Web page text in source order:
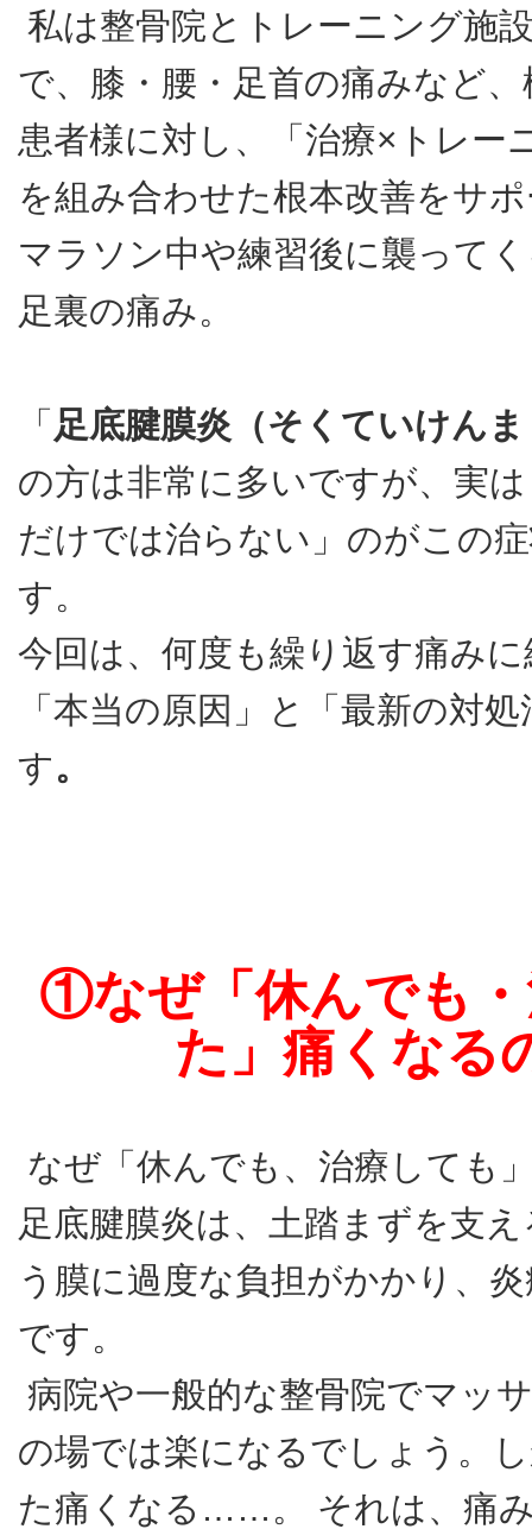
私は整骨院とトレーニング施
で、膝・腰・足首の痛みなど
患者様に対し、「治療×トレー
を組み合わせた根本改善をサ
マラソン中や練習後に襲って
足裏の痛み。
「 足底腱膜炎（そくていけん
の方は非常に多いですが、実
だけでは治らない」のがこの
す。
今回は、何度も繰り返す痛み
「本当の原因」と「最新の対
す。
①なぜ「休んでも
た」痛くなる
なぜ「休んでも、治療しても
足底腱膜炎は、土踏まずを支
う膜に過度な負担がかかり、
です。
病院や一般的な整骨院でマッ
の場では楽になるでしょう。
た痛くなる……。 それは、痛